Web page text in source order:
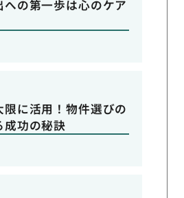
への第一歩は心のケア
限に活用！物件選びの
成功の秘訣